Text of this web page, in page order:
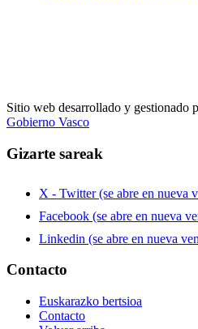
Sitio web desarrollado y gestionado
Gobierno Vasco
Gizarte sareak
X - Twitter (se abre en nueva
Facebook (se abre en nueva
Linkedin (se abre en nueva
Contacto
Euskarazko bertsioa
Contacto